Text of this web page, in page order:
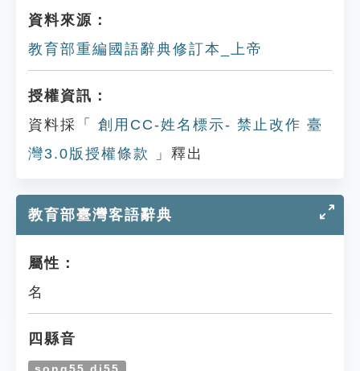
資料來源：
教育部重編國語辭典修訂本_上帝
授權資訊：
資料採「
創用CC-姓名標示- 禁止改作 臺
灣3.0版授權條款
」釋出
教育部臺灣客語辭典
屬性：
名
四縣音